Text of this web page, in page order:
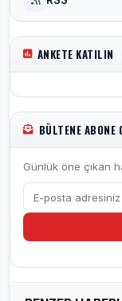
ANKETE KATILIN
BÜLTENE ABONE
Günlük öne çıkan